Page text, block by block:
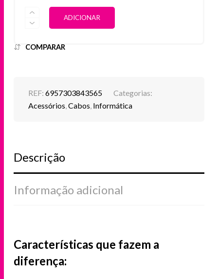
QUANTIDADE
ORGANIZADOR
CABOS
ADICIONAR
COMPARAR
REF:6957303843565
Categorias:
Acessórios ,Cabos Informática
Descrição
Informação adicional
Características que fazem a
diferença: